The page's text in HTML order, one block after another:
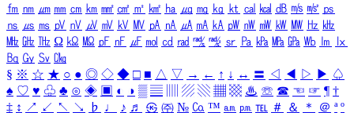
㎙ ㎚ ㎛ ㎜ ㎝ ㎞ ㎟ ㎠ ㎡ ㎢ ㏊ ㎍ ㎎ ㎏ ㏏ ㎈ ㎉ ㏈ ㎧ ㎨ ㎰
㎱ ㎲ ㎳ ㎴ ㎵ ㎶ ㎷ ㎸ ㎹ ㎀ ㎁ ㎂ ㎃ ㎄ ㎺ ㎻ ㎽ ㎾ ㎿ ㎐ ㎑
㎒ ㎓ ㎔ Ω ㏀ ㏁ ㎊ ㎋ ㎌ ㏖ ㏅ ㎭ ㎮ ㎯ ㏛ ㎩ ㎪ ㎫ ㎬ ㏝ ㏐
㏓
㏃ ㏉ ㏜ ㏆
§ ※ ☆ ★ ○ ● ◎ ◇ ◆ □ ■ △ ▽ → ← ↑ ↓ ↔ 〓 ◁ ◀ ▷ ▶ ♤
♠ ♡ ♥ ♧ ♣ ⊙ ◈ ▣ ◐ ◑ ▒ ▤ ▨ ▧ ▦ ▩ ♨ ☏ ☎ ☜ ☞ ¶ †
‡ ↕ ↗ ↙ ↖ ↘ ♭ ♩ ♪ ♬ ㉿ ㈜ № ㏇ ™ ㏂ ㏘ ℡ ＃ ＆ ＊ ＠ ª º